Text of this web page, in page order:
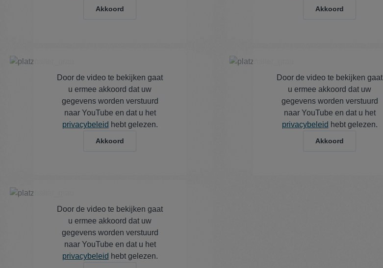
Akkoord Akkoord
Door de video te bekijken gaat
u ermee akkoord dat uw
gegevens worden verstuurd
naar YouTube en dat u het
privacybeleid hebt gelezen.
Akkoord
Door de video te bekijken gaat
u ermee akkoord dat uw
gegevens worden verstuurd
naar YouTube en dat u het
privacybeleid hebt gelezen.
Akkoord
Door de video te bekijken gaat
u ermee akkoord dat uw
gegevens worden verstuurd
naar YouTube en dat u het
privacybeleid hebt gelezen.